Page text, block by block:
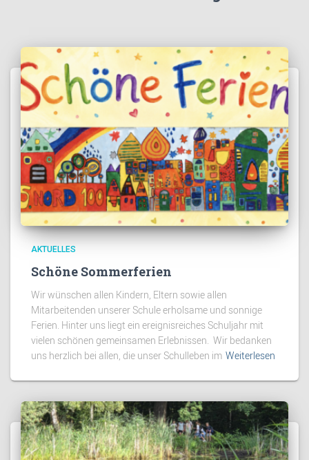
AKTUELLES
Schöne Sommerferien
Wir wünschen allen Kindern, Eltern sowie allen
Mitarbeitenden unserer Schule erholsame und sonnige
Ferien. Hinter uns liegt ein ereignisreiches Schuljahr mit
vielen schönen gemeinsamen Erlebnissen. Wir bedanken
uns herzlich bei allen, die unser Schulleben im Weiterlesen